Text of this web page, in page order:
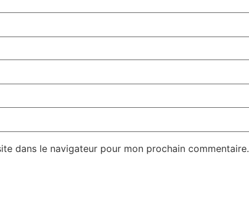
dans le navigateur pour mon prochain commentaire.